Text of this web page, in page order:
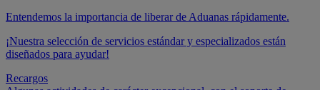
Entendemos la importancia de liberar de Aduanas rápidamente.
¡Nuestra selección de servicios estándar y especializados están
diseñados para ayudar!
Recargos